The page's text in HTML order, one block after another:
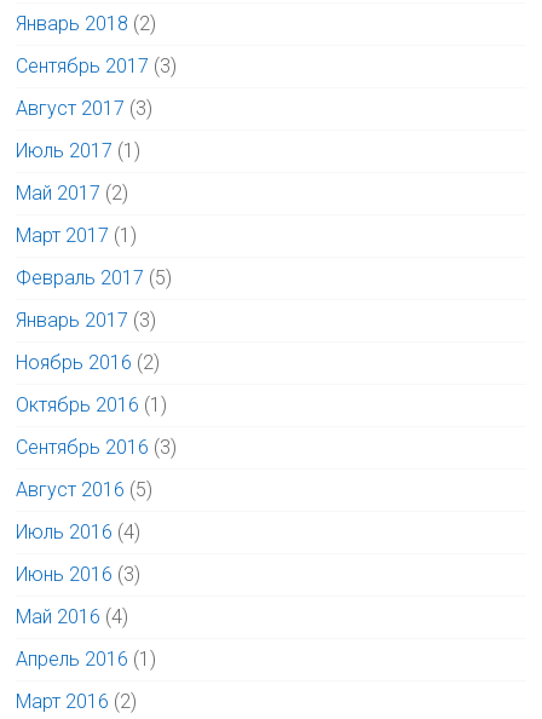
Январь 2018 (2)
Сентябрь 2017 (3)
Август 2017 (3)
Июль 2017 (1)
Май 2017 (2)
Март 2017 (1)
Февраль 2017 (5)
Январь 2017 (3)
Ноябрь 2016 (2)
Октябрь 2016 (1)
Сентябрь 2016 (3)
Август 2016 (5)
Июль 2016 (4)
Июнь 2016 (3)
Май 2016 (4)
Апрель 2016 (1)
Март 2016 (2)